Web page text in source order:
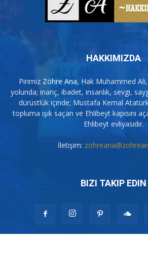
HAKKIMIZDA
Pirimiz Zöhre Ana, Hak Muhammed
yolunda; inanç, ibadet, insanlık, sevgi,
dürüstlük içinde; Mustafa Kemal
topluma ışık saçan ve Ehlibeyt kapısını
Ehlibeyt evliyasıdır.
İletişim:
BIZI TAKIP EDIN